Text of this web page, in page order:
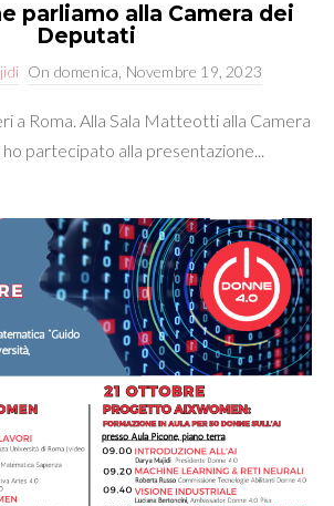
parliamo alla Camera dei
Deputati
On domenica, Novembre 19, 2023
a Roma. Alla Sala Matteotti alla Camera
partecipato alla presentazione...